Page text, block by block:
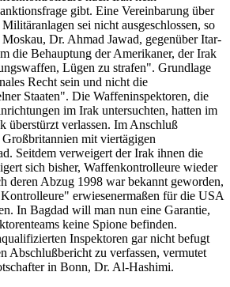
gibt. Eine Vereinbarung über
sei nicht ausgeschlossen, so
Dr. Ahmad Jawad, gegenüber Itar-
die Behauptung der Amerikaner, der Irak
Lügen zu strafen". Grundlage
Recht sein und nicht die
Staaten". Die Waffeninspektoren, die
im Irak untersuchten, hatten im
überstürzt verlassen. Im Anschluß
mit viertägigen
Seitdem verweigert der Irak ihnen die
sich bisher, Waffenkontrolleure wieder
deren Abzug 1998 war bekannt geworden,
erwiesenermaßen für die USA
In Bagdad will man nun eine Garantie,
keine Spione befinden.
Inspektoren gar nicht befugt
Abschlußbericht zu verfassen, vermutet
in Bonn, Dr. Al-Hashimi.